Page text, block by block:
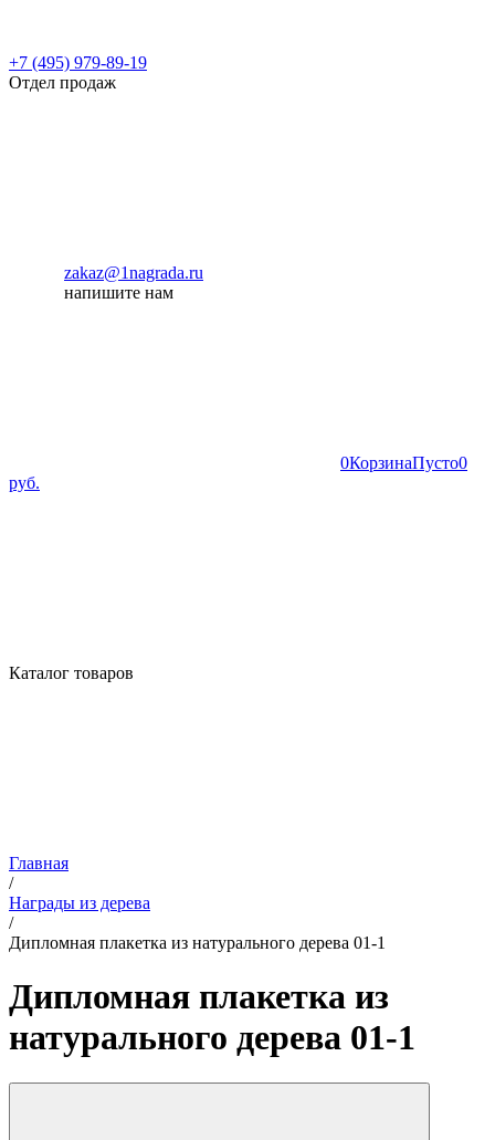
+7 (495) 979-89-19
Отдел продаж
zakaz@1nagrada.ru
напишите нам
0КорзинаПусто0
руб.
Каталог товаров
Главная
/
Награды из дерева
/
Дипломная плакетка из натурального дерева 01-1
Дипломная плакетка из
натурального дерева 01-1